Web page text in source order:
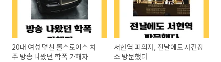
20대 여성 덮친 롤스로이스 차
주 방송 나왔던 학폭 가해자
서현역 피의자, 전날에도 사건장
소 방문했다